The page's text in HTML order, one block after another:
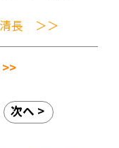
長 ＞＞
次へ >